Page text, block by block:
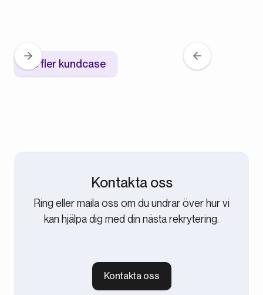
Se fler kundcase
Kontakta oss
Ring eller maila oss om du undrar över hur vi
kan hjälpa dig med din nästa rekrytering.
Kontakta oss